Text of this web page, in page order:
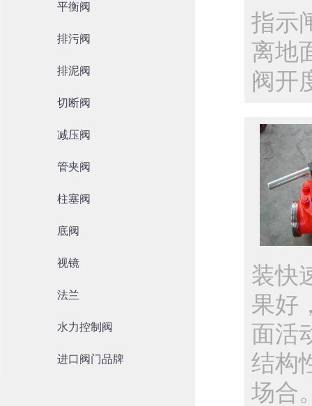
平衡阀
排污阀
排泥阀
切断阀
减压阀
管夹阀
柱塞阀
底阀
视镜
法兰
水力控制阀
进口阀门品牌
指示
离地
阀开
装快
果好
面活
结构
场合